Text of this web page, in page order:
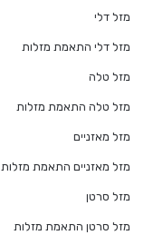
מזל דלי
מזל דלי התאמת מזלות
מזל טלה
מזל טלה התאמת מזלות
מזל מאזניים
מזל מאזניים התאמת מזלות
מזל סרטן
מזל סרטן התאמת מזלות